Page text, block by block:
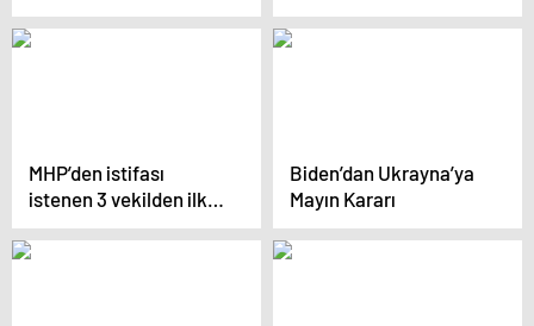
Askeri Yardım
MHP’den istifası
istenen 3 vekilden ilk
açıklama geldi:
Liderimizin emrindeyiz
Biden’dan Ukrayna’ya
Mayın Kararı